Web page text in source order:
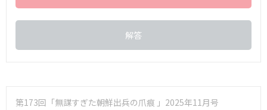
解答
第173回「無謀すぎた朝鮮出兵の爪痕 」2025年11月号